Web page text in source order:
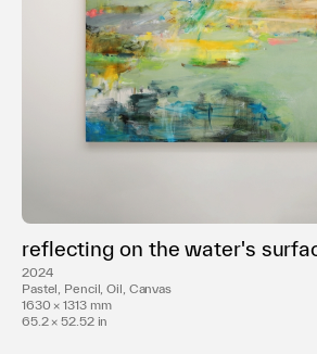
＜コレクション＞
2022 両足院 建仁寺 (京都)
2024
Pastel, Pencil, Oil, Canvas
1630 × 1313 mm
65.2 × 52.52 in
reflecting on the water's